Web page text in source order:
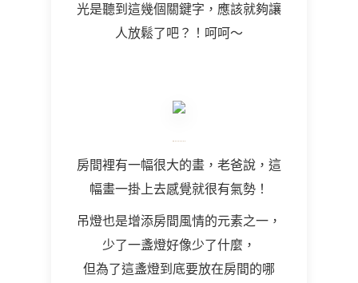
光是聽到這幾個關鍵字，應該就夠讓
人放鬆了吧？！呵呵～
房間裡有一幅很大的畫，老爸說，這
幅畫一掛上去感覺就很有氣勢！
吊燈也是增添房間風情的元素之一，
少了一盞燈好像少了什麼，
但為了這盞燈到底要放在房間的哪